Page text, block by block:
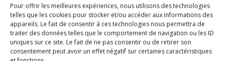
Pour offrir les meilleures expériences, nous utilisons des technologies
telles que les cookies pour stocker et/ou accéder aux informations des
appareils. Le fait de consentir à ces technologies nous permettra de
traiter des données telles que le comportement de navigation ou les ID
uniques sur ce site. Le fait de ne pas consentir ou de retirer son
consentement peut avoir un effet négatif sur certaines caractéristiques
Samedi sur rendez-vous